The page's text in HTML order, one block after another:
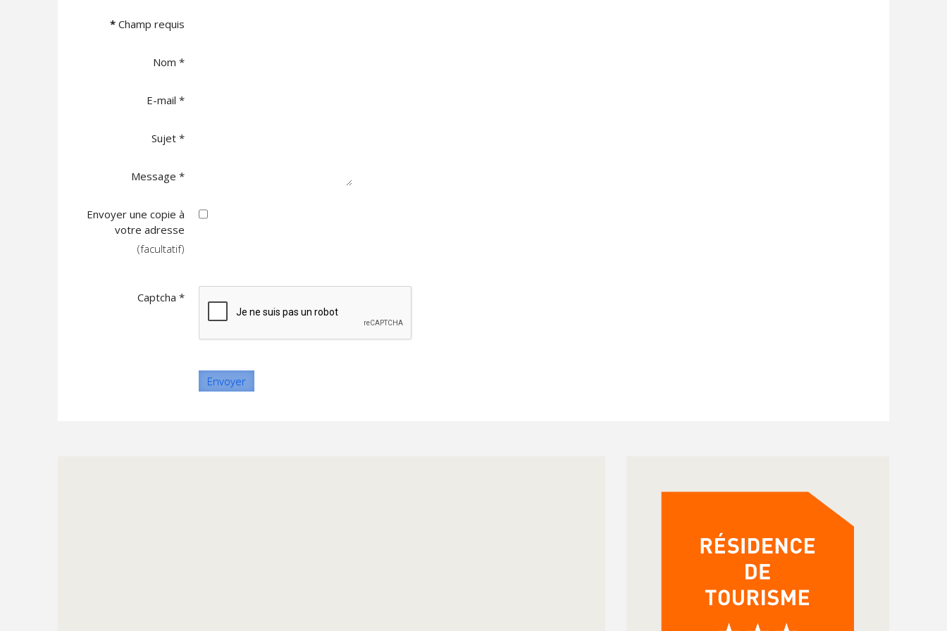
* Champ requis
Nom *
E-mail *
Sujet *
Message *
Envoyer une copie à
votre adresse
(facultatif)
Captcha *
Envoyer